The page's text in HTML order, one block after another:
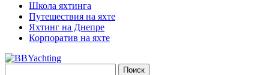
Школа яхтинга
Путешествия на яхте
Яхтинг на Днепре
Корпоратив на яхте